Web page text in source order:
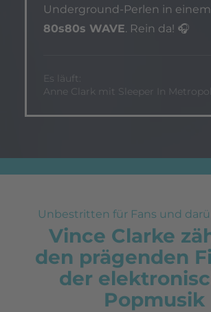
Underground-Perlen in einem
80s80s WAVE. Rein da! 🎧
Es läuft:
Anne Clark mit Sleeper In
Unbestritten für Fans und
Vince Clarke
den prägenden
der
Popmusik